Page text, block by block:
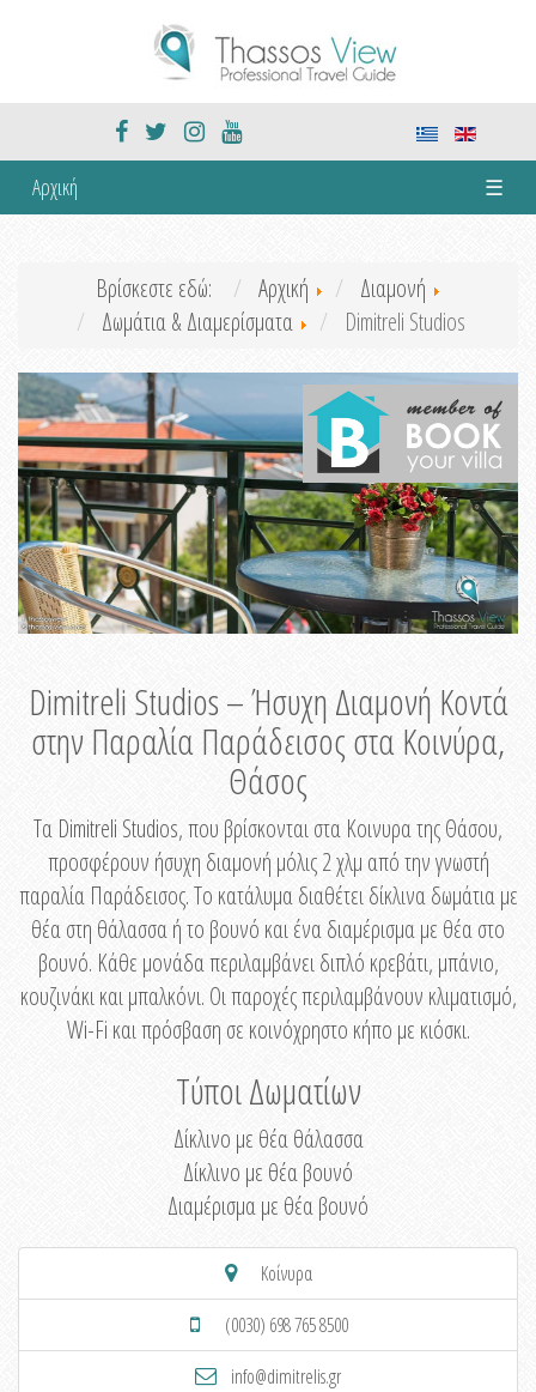
Αρχική ☰
Βρίσκεστε εδώ: Αρχική
Διαμονή
Δωμάτια & Διαμερίσματα
Dimitreli Studios
Dimitreli Studios – Ήσυχη Διαμονή Κοντά
στην Παραλία Παράδεισος στα Κοινύρα,
Θάσος
Τα Dimitreli Studios, που βρίσκονται στα Κοινυρα της Θάσου,
προσφέρουν ήσυχη διαμονή μόλις 2 χλμ από την γνωστή
παραλία Παράδεισος. Το κατάλυμα διαθέτει δίκλινα δωμάτια με
θέα στη θάλασσα ή το βουνό και ένα διαμέρισμα με θέα στο
βουνό. Κάθε μονάδα περιλαμβάνει διπλό κρεβάτι, μπάνιο,
κουζινάκι και μπαλκόνι. Οι παροχές περιλαμβάνουν κλιματισμό,
Wi-Fi και πρόσβαση σε κοινόχρηστο κήπο με κιόσκι.
Τύποι Δωματίων
Δίκλινο με θέα θάλασσα
Δίκλινο με θέα βουνό
Διαμέρισμα με θέα βουνό
Κοίνυρα
(0030) 698 765 8500
info@dimitrelis.gr